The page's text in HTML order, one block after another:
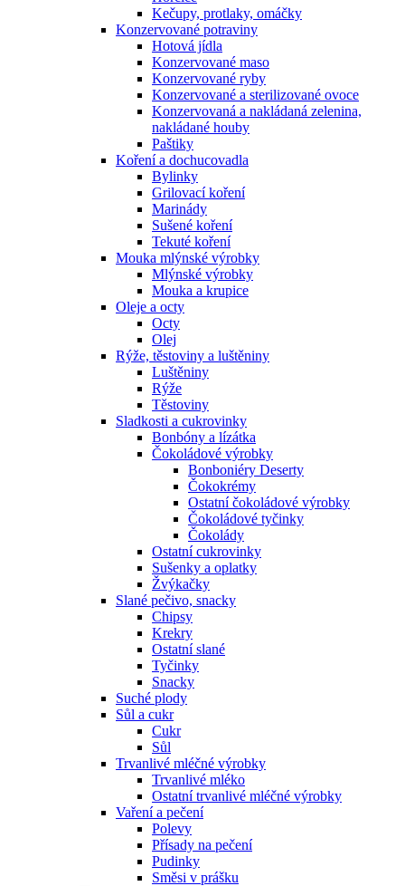
Kečupy, protlaky, omáčky
Konzervované potraviny
Hotová jídla
Konzervované maso
Konzervované ryby
Konzervované a sterilizované ovoce
Konzervovaná a nakládaná zelenina,
nakládané houby
Paštiky
Koření a dochucovadla
Bylinky
Grilovací koření
Marinády
Sušené koření
Tekuté koření
Mouka mlýnské výrobky
Mlýnské výrobky
Mouka a krupice
Oleje a octy
Octy
Olej
Rýže, těstoviny a luštěniny
Luštěniny
Rýže
Těstoviny
Sladkosti a cukrovinky
Bonbóny a lízátka
Čokoládové výrobky
Bonboniéry Deserty
Čokokrémy
Ostatní čokoládové výrobky
Čokoládové tyčinky
Čokolády
Ostatní cukrovinky
Sušenky a oplatky
Žvýkačky
Slané pečivo, snacky
Chipsy
Krekry
Ostatní slané
Tyčinky
Snacky
Suché plody
Sůl a cukr
Cukr
Sůl
Trvanlivé mléčné výrobky
Trvanlivé mléko
Ostatní trvanlivé mléčné výrobky
Vaření a pečení
Polevy
Přísady na pečení
Pudinky
Směsi v prášku